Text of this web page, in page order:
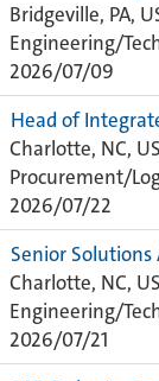
Bridgeville, PA,
Engineering/
2026/07/09
Head of
Charlotte, NC,
Procurement/
2026/07/22
Senior
Charlotte, NC,
Engineering/
2026/07/21